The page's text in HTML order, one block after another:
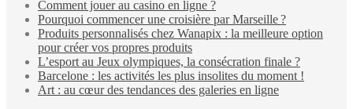
Comment jouer au casino en ligne ?
Pourquoi commencer une croisière par Marseille ?
Produits personnalisés chez Wanapix : la meilleure option
pour créer vos propres produits
L’esport au Jeux olympiques, la consécration finale ?
Barcelone : les activités les plus insolites du moment !
Art : au cœur des tendances des galeries en ligne